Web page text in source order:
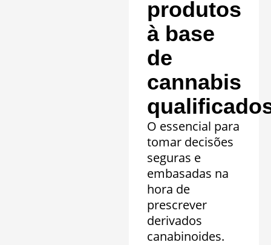
produtos
à base
de
cannabis
O essencial para
tomar decisões
seguras e
embasadas na
hora de
prescrever
derivados
canabinoides.